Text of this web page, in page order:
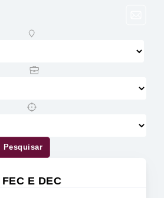
Pesquisar
FEC E DEC